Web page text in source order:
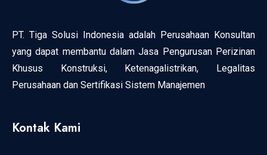
PT. Tiga Solusi Indonesia adalah Perusahaan Konsultan
yang dapat membantu dalam Jasa Pengurusan Perizinan
Khusus Konstruksi, Ketenagalistrikan, Legalitas
Perusahaan dan Sertifikasi Sistem Manajemen
Kontak Kami